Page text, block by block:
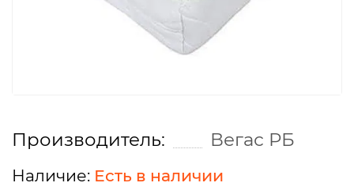
Производитель: Вегас РБ
Есть в наличии